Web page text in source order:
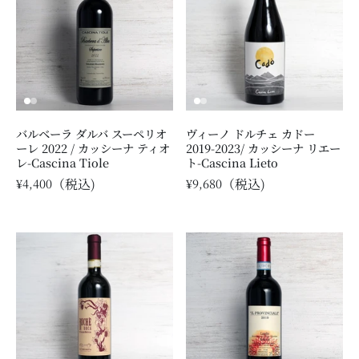
バルベーラ ダルバ スーペリオ
ーレ 2022 / カッシーナ ティオ
レ-Cascina Tiole
¥4,400
ヴィーノ ドルチェ カドー
2019-2023/ カッシーナ リエー
ト-Cascina Lieto
¥9,680